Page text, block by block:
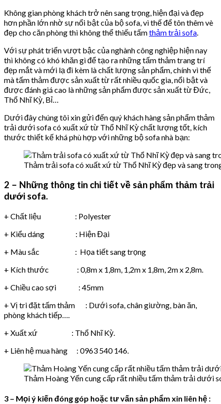
Không gian phòng khách trở nên sang trọng, hiện đại và đẹp
hơn phần lớn nhờ sự nổi bật của bộ sofa, vì thế để tôn thêm vè
đẹp cho căn phòng thì không thể thiếu tấmthảm trải sofa.
Với sự phát triển vượt bậc của nghành công nghiệp hiện nay
thì không có khó khăn gì để tạo ra những tấm thảm trang trí
đẹp mắt và mới lạ đi kèm là chất lượng sản phẩm, chính vì thế
mà tấm thảm được sản xuất từ rất nhiều quốc gia, nổi bật và
được đánh giá cao là những sản phẩm được sản xuất từ Đức,
Thổ Nhĩ Kỳ, Bỉ…
Dưới đây chúng tôi xin gửi đến quý khách hàng sản phẩm thảm
trải dưới sofa có xuất xứ từ Thổ Nhĩ Kỳ chất lượng tốt, kích
thước thiết kế khá phù hợp với những bộ sofa nhà bạn:
Thảm trải sofa có xuất xứ từ Thổ Nhĩ Kỳ đẹp và sang
2 – Những thông tin chi tiết về sản phẩm thảm trải
dưới sofa.
+ Chất liệu : Polyester
+ Kiểu dáng : Hiện Đại
+ Màu sắc : Họa tiết sang trọng
+ Kích thước : 0,8m x 1,8m, 1,2m x 1,8m, 2m x 2,8m.
+ Chiều cao sợi : 45mm
+ Vị tri đặt tấm thảm : Dưới sofa, chân giường, bàn ăn,
phòng khách tiếp….
+ Xuất xứ : Thổ Nhĩ Kỳ.
+ Liên hệ mua hàng : 0963 540 146.
Thảm Hoàng Yến cung cấp rất nhiều tấm thảm trải dưới
3 – Mọi ý kiến đóng góp hoặc tư vấn sản phẩm xin liên hệ :